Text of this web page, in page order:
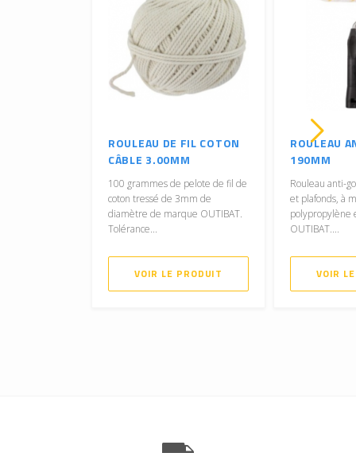
ROULEAU DE FIL COTON
CÂBLE 3.00MM
100 grammes de pelote de fil de
coton tressé de 3mm de
diamètre de marque OUTIBAT.
Tolérance...
VOIR LE PRODUIT
ROULEAU
190MM
Rouleau anti-
et plafonds, à
polypropylène
OUTIBAT....
VOIR